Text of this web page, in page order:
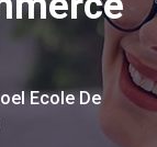
Ecole De